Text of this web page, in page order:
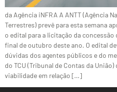
da Agência iNFRA A ANTT (Agência
Terrestres) prevê para esta semana
o edital para a licitação da concessão
final de outubro deste ano. O edital
dúvidas dos agentes públicos e do
do TCU (Tribunal de Contas da
viabilidade em relação […]